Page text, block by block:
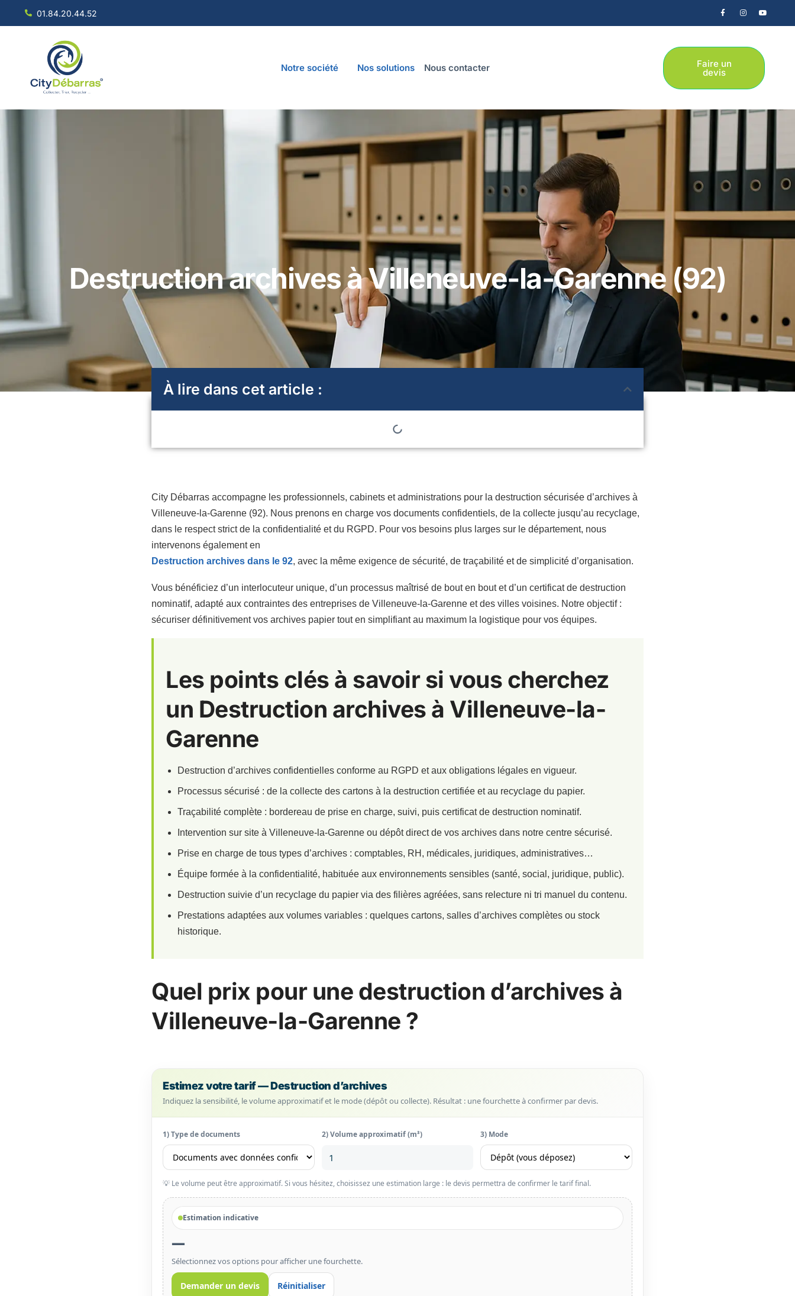
01.84.20.44.52
Notre société Nos solutions Nous contacter Faire un
devis
Destruction archives à Villeneuve-la-Garenne (92)
À lire dans cet article :
City Débarras accompagne les professionnels, cabinets et administrations pour la destruction sécurisée d’archives à
Villeneuve-la-Garenne (92). Nous prenons en charge vos documents confidentiels, de la collecte jusqu’au recyclage,
dans le respect strict de la confidentialité et du RGPD. Pour vos besoins plus larges sur le département, nous
intervenons également en
Destruction archives dans le 92, avec la même exigence de sécurité, de traçabilité et de simplicité d’organisation.
Vous bénéficiez d’un interlocuteur unique, d’un processus maîtrisé de bout en bout et d’un certificat de destruction
nominatif, adapté aux contraintes des entreprises de Villeneuve-la-Garenne et des villes voisines. Notre objectif :
sécuriser définitivement vos archives papier tout en simplifiant au maximum la logistique pour vos équipes.
Les points clés à savoir si vous cherchez
un Destruction archives à Villeneuve-la-
Garenne
Destruction d’archives confidentielles conforme au RGPD et aux obligations légales en vigueur.
Processus sécurisé : de la collecte des cartons à la destruction certifiée et au recyclage du papier.
Traçabilité complète : bordereau de prise en charge, suivi, puis certificat de destruction nominatif.
Intervention sur site à Villeneuve-la-Garenne ou dépôt direct de vos archives dans notre centre sécurisé.
Prise en charge de tous types d’archives : comptables, RH, médicales, juridiques, administratives…
Équipe formée à la confidentialité, habituée aux environnements sensibles (santé, social, juridique, public).
Destruction suivie d’un recyclage du papier via des filières agréées, sans relecture ni tri manuel du contenu.
Prestations adaptées aux volumes variables : quelques cartons, salles d’archives complètes ou stock
historique.
Quel prix pour une destruction d’archives à
Villeneuve-la-Garenne ?
Estimez votre tarif — Destruction d’archives
Indiquez la sensibilité, le volume approximatif et le mode (dépôt ou collecte). Résultat : une fourchette à confirmer par devis.
1) Type de documents 2) Volume approximatif (m³) 3) Mode
💡 Le volume peut être approximatif. Si vous hésitez, choisissez une estimation large : le devis permettra de confirmer le tarif final.
Estimation indicative
—
Sélectionnez vos options pour afficher une fourchette.
Demander un devis Réinitialiser